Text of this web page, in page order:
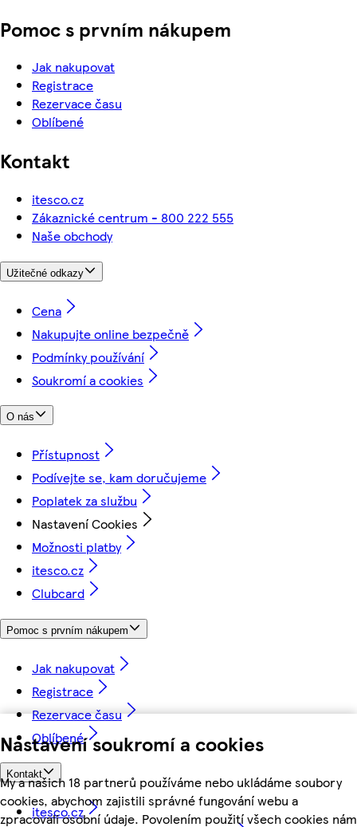
Nastavení soukromí a cookies
My a našich 18 partnerů používáme nebo ukládáme soubory
cookies, abychom zajistili správné fungování webu a
zpracovali osobní údaje. Povolením použití všech cookies nám
Pomoc s prvním nákupem
Jak nakupovat
Registrace
Rezervace času
Oblíbené
Kontakt
itesco.cz
Zákaznické centrum - 800 222 555
Naše obchody
Užitečné odkazy
Cena
Nakupujte online bezpečně
Podmínky používání
Soukromí a cookies
O nás
Přístupnost
Podívejte se, kam doručujeme
Poplatek za službu
Nastavení Cookies
Možnosti platby
itesco.cz
Clubcard
Pomoc s prvním nákupem
Jak nakupovat
Registrace
Rezervace času
Oblíbené
Kontakt
itesco.cz